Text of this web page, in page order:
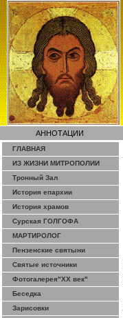
АННОТАЦИИ
ГЛАВНАЯ
ИЗ ЖИЗНИ МИТРОПОЛИИ
Тронный Зал
История епархии
История храмов
Сурская ГОЛГОФА
МАРТИРОЛОГ
Пензенские святыни
Святые источники
Фотогалерея"ХХ век"
Беседка
Зарисовки